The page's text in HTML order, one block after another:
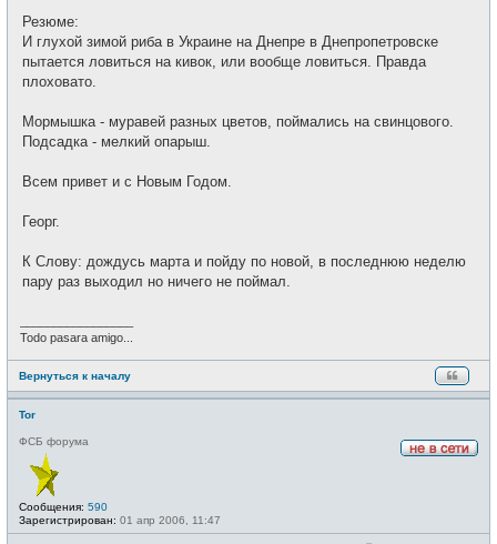
Резюме:
И глухой зимой риба в Украине на Днепре в Днепропетровске
пытается ловиться на кивок, или вообще ловиться. Правда
плоховато.
Мормышка - муравей разных цветов, поймались на свинцового.
Подсадка - мелкий опарыш.
Всем привет и с Новым Годом.
Георг.
К Слову: дождусь марта и пойду по новой, в последнюю неделю
пару раз выходил но ничего не поймал.
Todo pasara amigo...
Вернуться к началу
Tor
т
ФСБ форума
Сообщения: 590
Зарегистрирован: 01 апр 2006, 11:47